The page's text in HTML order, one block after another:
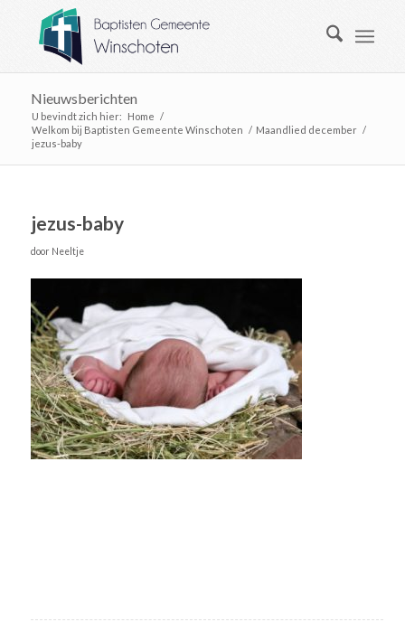
Nieuwsberichten
U bevindt zich hier: Home /
Welkom bij Baptisten Gemeente Winschoten / Maandlied december /
jezus-baby
jezus-baby
door Neeltje